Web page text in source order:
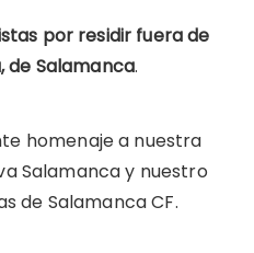
por residir fuera de
de Salamanca.
homenaje a nuestra
Salamanca y nuestro
de Salamanca CF.